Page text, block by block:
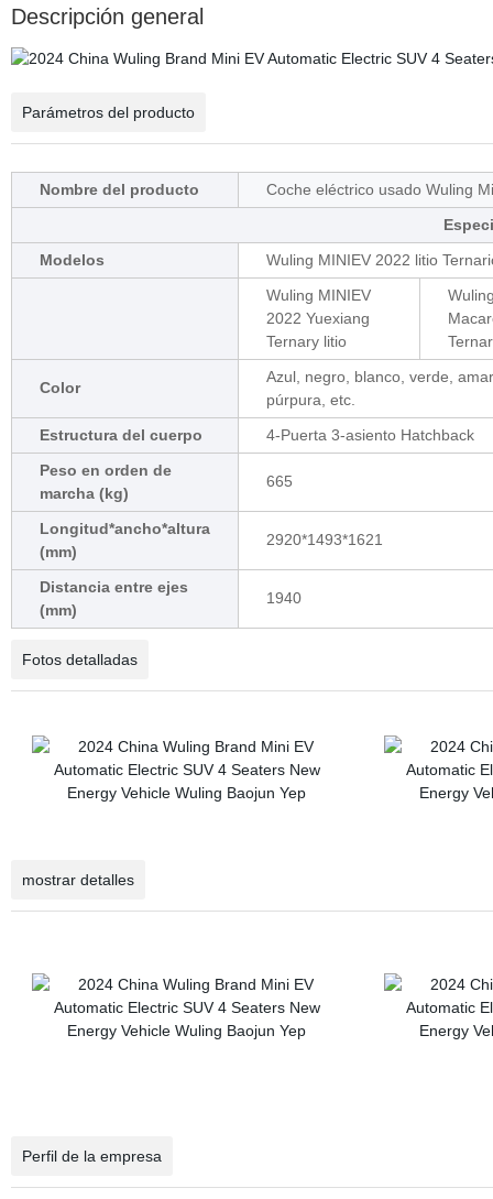
Descripción general
Parámetros del producto
Nombre del producto
Coche eléctrico usado Wuling
Modelos
Wuling MINIEV 2022 litio
Wuling MINIEV
2022 Yuexiang
Ternary litio
Color
Azul, negro, blanco, verde,
púrpura, etc.
Estructura del cuerpo
4-Puerta 3-asiento Hatchback
Peso en orden de
marcha (kg)
665
Longitud*ancho*altura
(mm)
2920*1493*1621
Distancia entre ejes
(mm)
1940
Fotos detalladas
mostrar detalles
Perfil de la empresa